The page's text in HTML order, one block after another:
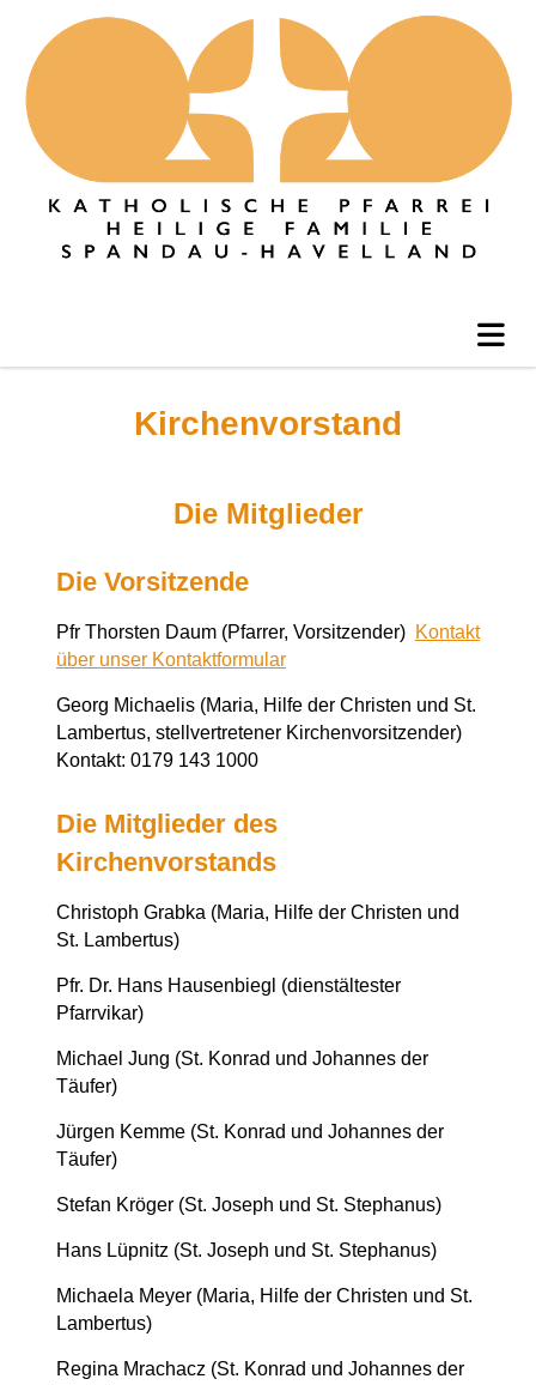
Kirchenvorstand
Die Mitglieder
Die Vorsitzende
Pfr Thorsten Daum (Pfarrer, Vorsitzender) Kontakt
über unser Kontaktformular
Georg Michaelis (Maria, Hilfe der Christen und St.
Lambertus, stellvertretener Kirchenvorsitzender)
Kontakt: 0179 143 1000
Die Mitglieder des
Kirchenvorstands
Christoph Grabka (Maria, Hilfe der Christen und
St. Lambertus)
Pfr. Dr. Hans Hausenbiegl (dienstältester
Pfarrvikar)
Michael Jung (St. Konrad und Johannes der
Täufer)
Jürgen Kemme (St. Konrad und Johannes der
Täufer)
Stefan Kröger (St. Joseph und St. Stephanus)
Hans Lüpnitz (St. Joseph und St. Stephanus)
Michaela Meyer (Maria, Hilfe der Christen und St.
Lambertus)
Regina Mrachacz (St. Konrad und Johannes der